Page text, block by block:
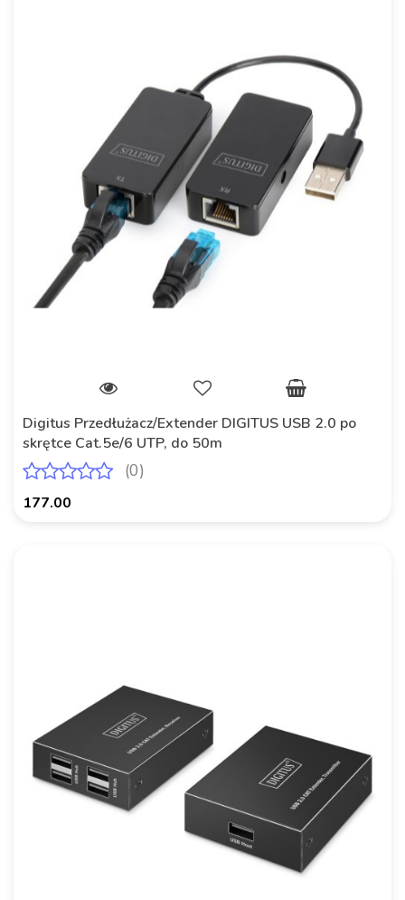
Digitus Przedłużacz/Extender DIGITUS USB 2.0 po
skrętce Cat.5e/6 UTP, do 50m
(0)
177.00